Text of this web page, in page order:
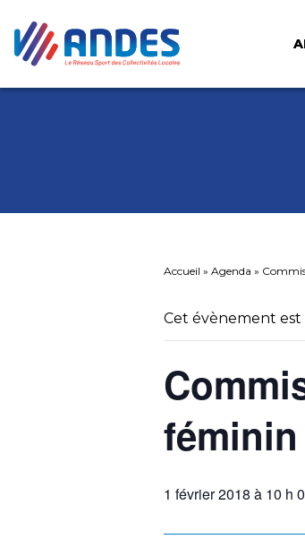
Accueil » Agenda »
Cet évènement est
féminin
1 février 2018 à 10 h